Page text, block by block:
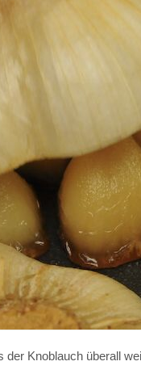
der Knoblauch überall